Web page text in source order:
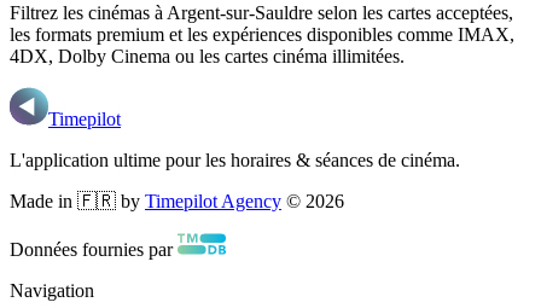
Filtrez les cinémas à Argent-sur-Sauldre selon les cartes acceptées,
les formats premium et les expériences disponibles comme IMAX,
4DX, Dolby Cinema ou les cartes cinéma illimitées.
Timepilot
L'application ultime pour les horaires & séances de cinéma.
Made in 🇫🇷 by Timepilot Agency © 2026
Données fournies par
Navigation